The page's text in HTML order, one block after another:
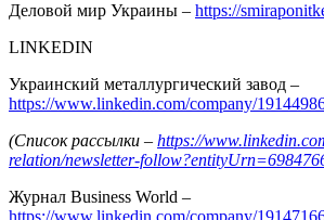
Деловой мир Украины – https://
LINKEDIN
Украинский металлургический завод –
https://www.linkedin.com/company/
(Список рассылки – https://
relation/newsletter-
Журнал Business World –